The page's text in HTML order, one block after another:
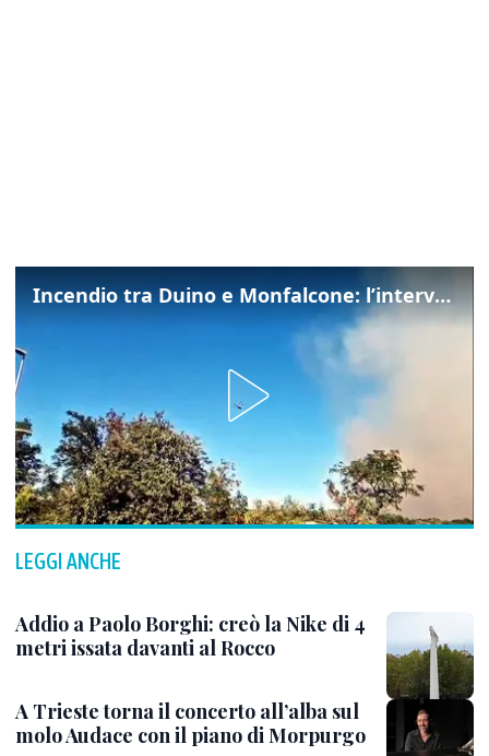
Incendio tra Duino e Monfalcone: l’intervento dei vigili del fuoco
LEGGI ANCHE
Addio a Paolo Borghi: creò la Nike di 4
metri issata davanti al Rocco
A Trieste torna il concerto all’alba sul
molo Audace con il piano di Morpurgo